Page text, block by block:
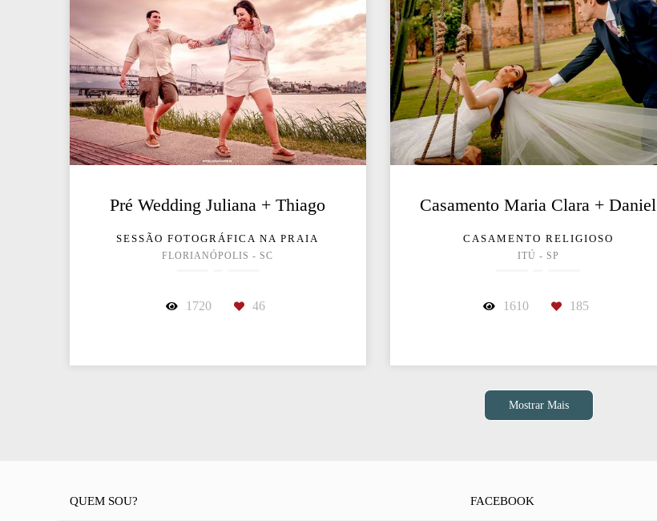
Pré Wedding Juliana + Thiago
SESSÃO FOTOGRÁFICA NA PRAIA
FLORIANÓPOLIS - SC
1720 46
Casamento Maria Clara + Daniel
CASAMENTO RELIGIOSO
ITÚ - SP
1610 185
Mostrar Mais
QUEM SOU? FACEBOOK